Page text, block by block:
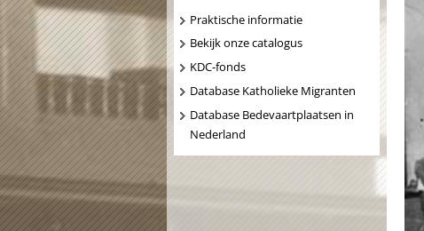
Praktische informatie
Bekijk onze catalogus
KDC-fonds
Database Katholieke Migranten
Database Bedevaartplaatsen in
Nederland